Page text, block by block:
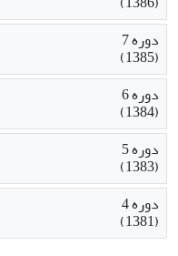
دوره 7
(1385)
دوره 6
(1384)
دوره 5
(1383)
دوره 4
(1381)